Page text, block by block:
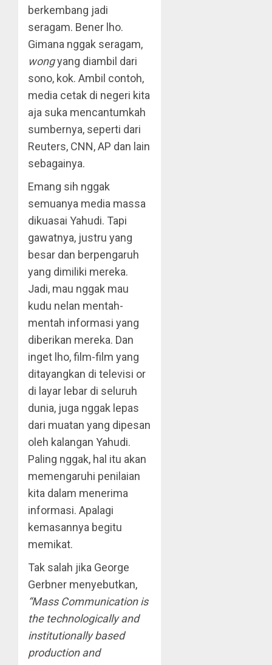
berkembang jadi
seragam. Bener lho.
Gimana nggak seragam,
wongyang diambil dari
sono, kok. Ambil contoh,
media cetak di negeri kita
aja suka mencantumkah
sumbernya, seperti dari
Reuters, CNN, AP dan lain
sebagainya.
Emang sih nggak
semuanya media massa
dikuasai Yahudi. Tapi
gawatnya, justru yang
besar dan berpengaruh
yang dimiliki mereka.
Jadi, mau nggak mau
kudu nelan mentah-
mentah informasi yang
diberikan mereka. Dan
inget lho, film-film yang
ditayangkan di televisi or
di layar lebar di seluruh
dunia, juga nggak lepas
dari muatan yang dipesan
oleh kalangan Yahudi.
Paling nggak, hal itu akan
memengaruhi penilaian
kita dalam menerima
informasi. Apalagi
kemasannya begitu
memikat.
Tak salah jika George
Gerbner menyebutkan,
“Mass Communication is
the technologically and
institutionally based
production and